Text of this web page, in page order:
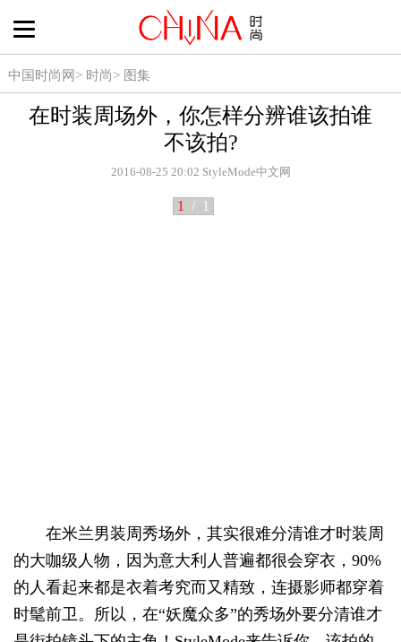
中国时尚网 > 时尚> 图集
在时装周场外，你怎样分辨谁该拍谁
不该拍?
2016-08-25 20:02 StyleMode中文网
1 / 1
在米兰男装周秀场外，其实很难分清谁才时装周
的大咖级人物，因为意大利人普遍都很会穿衣，90%
的人看起来都是衣着考究而又精致，连摄影师都穿着
时髦前卫。所以，在“妖魔众多”的秀场外要分清谁才